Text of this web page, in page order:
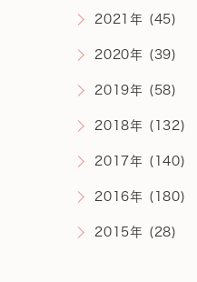
2021年 (45)
2020年 (39)
2019年 (58)
2018年 (132)
2017年 (140)
2016年 (180)
2015年 (28)